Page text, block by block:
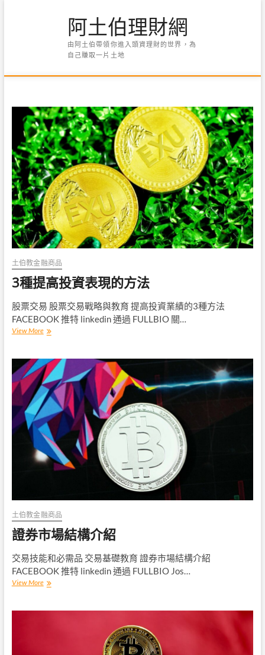
阿土伯理財網
由阿土伯帶領你進入頭資理財的世界，為
自己賺取一片土地
土伯教金融商品
3種提高投資表現的方法
股票交易 股票交易戰略與教育 提高投資業績的3種方法
FACEBOOK 推特 linkedin 通過 FULLBIO 關…
View More3
高
投
資
表
現
的
方
法
土伯教金融商品
證券市場結構介紹
交易技能和必需品 交易基礎教育 證券市場結構介紹
FACEBOOK 推特 linkedin 通過 FULLBIO Jos…
View More證